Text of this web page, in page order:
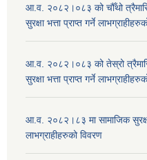
आ.व. २०८२।०८३ को चौँथो
सुरक्षा भत्ता प्राप्त गर्ने
आ.व. २०८२।०८३ को तेस्रो
सुरक्षा भत्ता प्राप्त गर्ने
आ.व. २०८२।८३ मा सामाजिक सुरक्षा
लाभग्राहीहरुको विवरण